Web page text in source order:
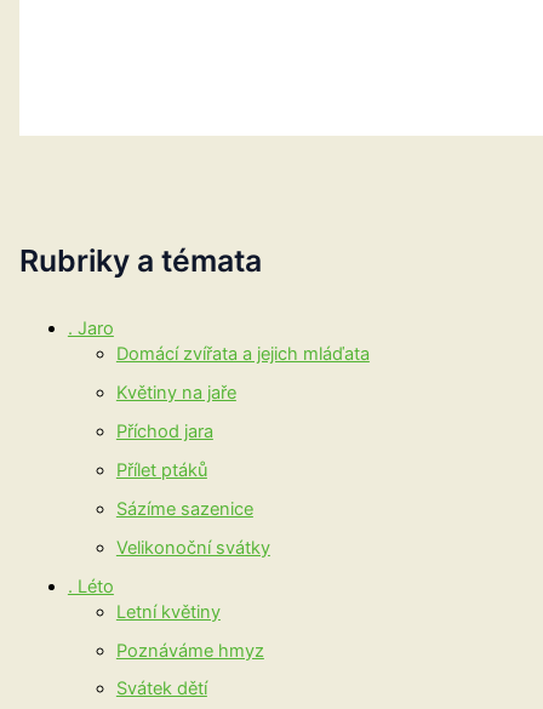
Rubriky a témata
. Jaro
Domácí zvířata a jejich mláďata
Květiny na jaře
Příchod jara
Přílet ptáků
Sázíme sazenice
Velikonoční svátky
. Léto
Letní květiny
Poznáváme hmyz
Svátek dětí